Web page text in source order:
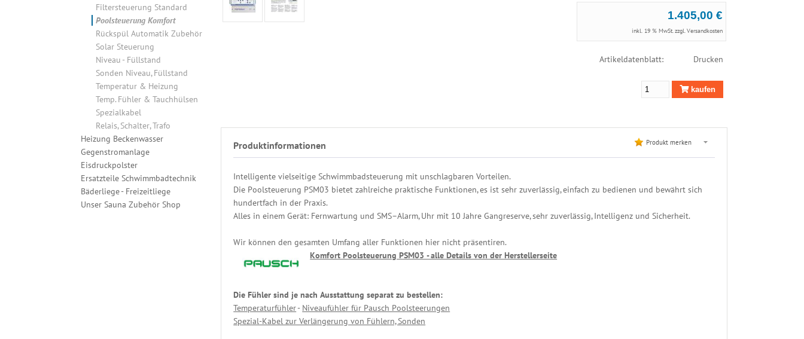
1.405,00 €
inkl. 19 % MwSt. zzgl.Versandkosten
Artikeldatenblatt: Drucken
kaufen
Produktinformationen Produkt merken
Intelligente vielseitige Schwimmbadsteuerung mit unschlagbaren Vorteilen.
Die Poolsteuerung PSM03 bietet zahlreiche praktische Funktionen, es ist sehr zuverlässig, einfach zu bedienen und bewährt sich
hundertfach in der Praxis.
Alles in einem Gerät: Fernwartung und SMS–Alarm, Uhr mit 10 Jahre Gangreserve, sehr zuverlässig, Intelligenz und Sicherheit.
Wir können den gesamten Umfang aller Funktionen hier nicht präsentiren.
Komfort Poolsteuerung PSM03 - alle Details von der Herstellerseite
Die Fühler sind je nach Ausstattung separat zu bestellen:
Temperaturfühler- Niveaufühler für Pausch Poolsteerungen
Spezial-Kabel zur Verlängerung von Fühlern, Sonden
Filtersteuerung Standard
Poolsteuerung Komfort
Rückspül Automatik Zubehör
Solar Steuerung
Niveau - Füllstand
Sonden Niveau, Füllstand
Temperatur & Heizung
Temp. Fühler & Tauchhülsen
Spezialkabel
Relais, Schalter, Trafo
Heizung Beckenwasser
Gegenstromanlage
Eisdruckpolster
Ersatzteile Schwimmbadtechnik
Bäderliege - Freizeitliege
Unser Sauna Zubehör Shop